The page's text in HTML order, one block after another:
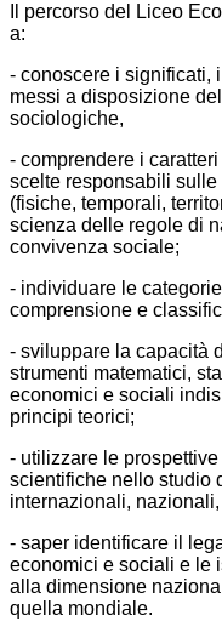
Il percorso del Liceo
a:
- conoscere i significati,
messi a disposizione
sociologiche,
- comprendere i
scelte responsabili sulle
(fisiche, temporali,
scienza delle regole di
convivenza sociale;
- individuare le
comprensione e
- sviluppare la capacità
strumenti matematici,
economici e sociali
principi teorici;
- utilizzare le
scientifiche nello studio
internazionali,
- saper identificare il
economici e sociali e le
alla dimensione
quella mondiale.